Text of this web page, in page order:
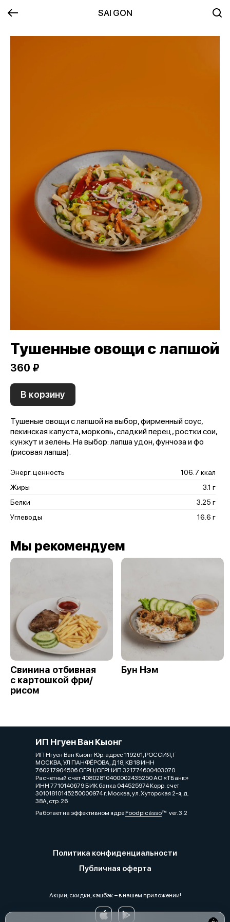
SAI GON
Тушенные овощи с лапшой
360 ₽
В корзину
Тушеные овощи с лапшой на выбор, фирменный соус,
пекинская капуста, морковь, сладкий перец, ростки сои,
кунжут и зелень. На выбор: лапша удон, фунчоза и фо
(рисовая лапша).
Энерг. ценность
106.7 ккал
Жиры
3.1 г
Белки
3.25 г
Углеводы
16.6 г
Мы рекомендуем
Свинина отбивная
с картошкой фри/
рисом
Бун Нэм
ИП Нгуен Ван Кыонг
ИП Нгуен Ван Кыонг Юр. адрес 119261, РОССИЯ, Г
МОСКВА, УЛ ПАНФЁРОВА, Д 18, КВ 18 ИНН
760217904506 ОГРН/ОГРНИП 321774600403070
Расчетный счет 40802810400002435250 АО «ТБанк»
ИНН 7710140679 БИК банка 044525974 Корр. счет
30101810145250000974 г. Москва, ул. Хуторская 2-я, д.
38А, стр. 26
Работает на эффективном ядреFoodpicássover. 3.2
Политика конфиденциальности
Публичная оферта
Акции, скидки, кэшбэк − в нашем приложении!